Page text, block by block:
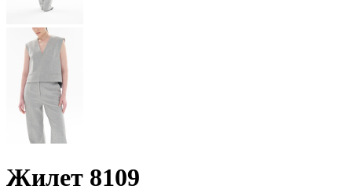
Жилет 8109